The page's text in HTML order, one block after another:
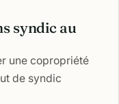
syndic au
une copropriété
de syndic